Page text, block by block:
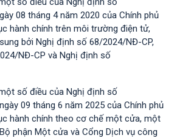
08 tháng 4 năm 2020 của Chính phủ
hành chính trên môi trường điện tử,
bởi Nghị định số 68/2024/NĐ-CP,
NĐ-CP và Nghị định số
số điều của Nghị định số
09 tháng 6 năm 2025 của Chính phủ
hành chính theo cơ chế một cửa, một
phận Một cửa và Cổng Dịch vụ công